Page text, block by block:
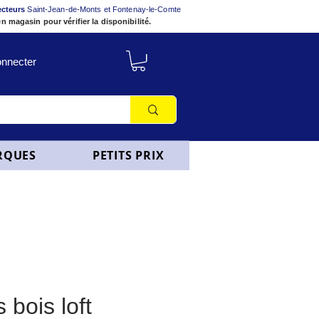
Saint-Jean-de-Monts et Fontenay-le-Comte
magasin pour vérifier la disponibilité.
PETITS PRIX
bois loft